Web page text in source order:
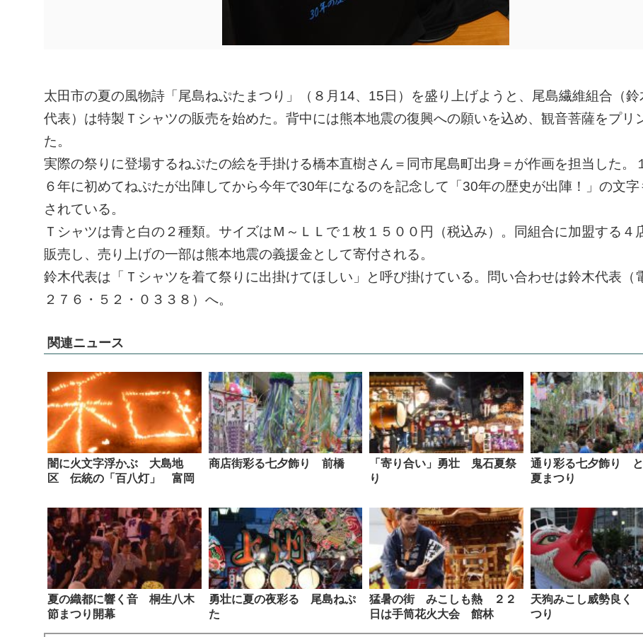
ㅤ太田市の夏の風物詩「尾島ねぷたまつり」（８月14、15日）を盛り上げようと、尾島繊維組合（鈴
代表）は特製Ｔシャツの販売を始めた。背中には熊本地震の復興への願いを込め、観音菩薩をプリ
た。
ㅤ実際の祭りに登場するねぷたの絵を手掛ける橋本直樹さん＝同市尾島町出身＝が作画を担当した。
６年に初めてねぷたが出陣してから今年で30年になるのを記念して「30年の歴史が出陣！」の文字
されている。
ㅤＴシャツは青と白の２種類。サイズはＭ～ＬＬで１枚１５００円（税込み）。同組合に加盟する４
販売し、売り上げの一部は熊本地震の義援金として寄付される。
ㅤ鈴木代表は「Ｔシャツを着て祭りに出掛けてほしい」と呼び掛けている。問い合わせは鈴木代表（
２７６・５２・０３３８）へ。
関連ニュース
闇に火文字浮かぶ 大島地
区 伝統の「百八灯」 富岡
商店街彩る七夕飾り 前橋
「寄り合い」勇壮 鬼石夏祭
り
通り彩る七夕飾り
夏まつり
夏の織都に響く音 桐生八木
節まつり開幕
勇壮に夏の夜彩る 尾島ねぷ
た
猛暑の街 みこしも熱 ２２
日は手筒花火大会 館林
天狗みこし威勢良く
つり